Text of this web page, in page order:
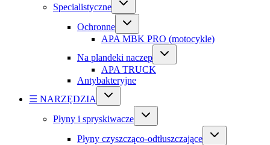
Specialistyczne
Ochronne
APA MBK PRO (motocykle)
Na plandeki naczep
APA TRUCK
Antybakteryjne
☰ NARZĘDZIA
Płyny i spryskiwacze
Płyny czyszcząco-odtłuszczające